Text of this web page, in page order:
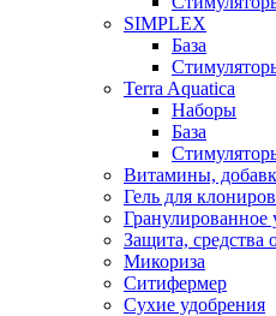
SIMPLEX
База
Terra Aquatica
Наборы
База
Витамины,
Гель для
Гранулированное
Защита, средства
Микориза
Ситифермер
Сухие удобрения